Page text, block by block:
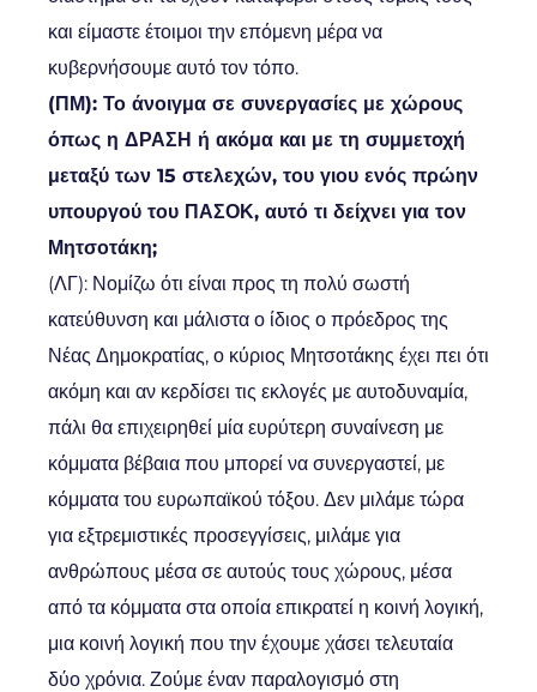
και είμαστε έτοιμοι την επόμενη μέρα να
κυβερνήσουμε αυτό τον τόπο.
(ΠΜ): Το άνοιγμα σε συνεργασίες με χώρους
όπως η ΔΡΑΣΗ ή ακόμα και με τη συμμετοχή
μεταξύ των 15 στελεχών, του γιου ενός πρώην
υπουργού του ΠΑΣΟΚ, αυτό τι δείχνει για τον
Μητσοτάκη;
(ΛΓ): Νομίζω ότι είναι προς τη πολύ σωστή
κατεύθυνση και μάλιστα ο ίδιος ο πρόεδρος της
Νέας Δημοκρατίας, ο κύριος Μητσοτάκης έχει πει ότι
ακόμη και αν κερδίσει τις εκλογές με αυτοδυναμία,
πάλι θα επιχειρηθεί μία ευρύτερη συναίνεση με
κόμματα βέβαια που μπορεί να συνεργαστεί, με
κόμματα του ευρωπαϊκού τόξου. Δεν μιλάμε τώρα
για εξτρεμιστικές προσεγγίσεις, μιλάμε για
ανθρώπους μέσα σε αυτούς τους χώρους, μέσα
από τα κόμματα στα οποία επικρατεί η κοινή λογική,
μια κοινή λογική που την έχουμε χάσει τελευταία
δύο χρόνια. Ζούμε έναν παραλογισμό στη